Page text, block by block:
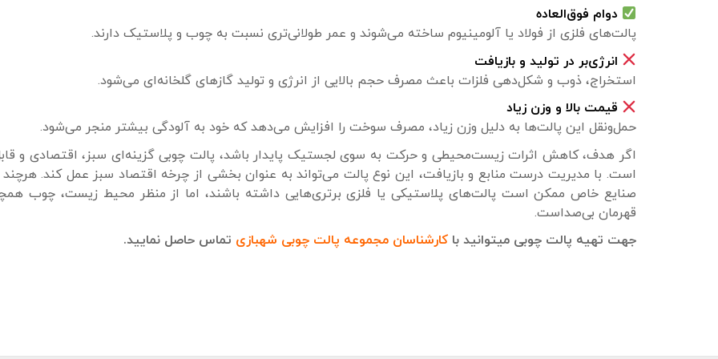
دوام فوق‌العاده
پالت‌های فلزی از فولاد یا آلومینیوم ساخته می‌شوند و عمر طولانی‌تری نسبت به چوب و پلاستیک دارند.
انرژی‌بر در تولید و بازیافت
استخراج، ذوب و شکل‌دهی فلزات باعث مصرف حجم بالایی از انرژی و تولید گازهای گلخانه‌ای می‌شود.
قیمت بالا و وزن زیاد
حمل‌ونقل این پالت‌ها به دلیل وزن زیاد، مصرف سوخت را افزایش می‌دهد که خود به آلودگی بیشتر منجر می‌شود.
اگر هدف، کاهش اثرات زیست‌محیطی و حرکت به سوی لجستیک پایدار باشد، پالت چوبی گزینه‌ای سبز، اقتصادی و
است. با مدیریت درست منابع و بازیافت، این نوع پالت می‌تواند به عنوان بخشی از چرخه اقتصاد سبز عمل کند. هرچند
صنایع خاص ممکن است پالت‌های پلاستیکی یا فلزی برتری‌هایی داشته باشند، اما از منظر محیط زیست، چوب
قهرمان بی‌صداست.
جهت تهیه پالت چوبی میتوانید با کارشناسان مجموعه پالت چوبی شهبازی تماس حاصل نمایید.